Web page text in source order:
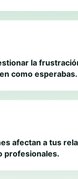
la
como esperabas.
afectan a tus
profesionales.